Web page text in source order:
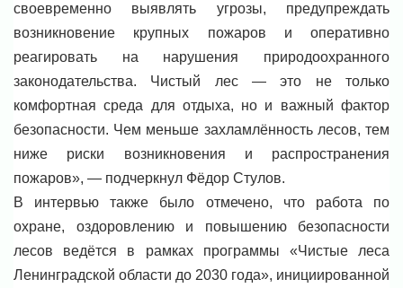
своевременно выявлять угрозы, предупреждать
возникновение крупных пожаров и оперативно
реагировать на нарушения природоохранного
законодательства. Чистый лес — это не только
комфортная среда для отдыха, но и важный фактор
безопасности. Чем меньше захламлённость лесов, тем
ниже риски возникновения и распространения
пожаров», — подчеркнул Фёдор Стулов.
В интервью также было отмечено, что работа по
охране, оздоровлению и повышению безопасности
лесов ведётся в рамках программы «Чистые леса
Ленинградской области до 2030 года», инициированной